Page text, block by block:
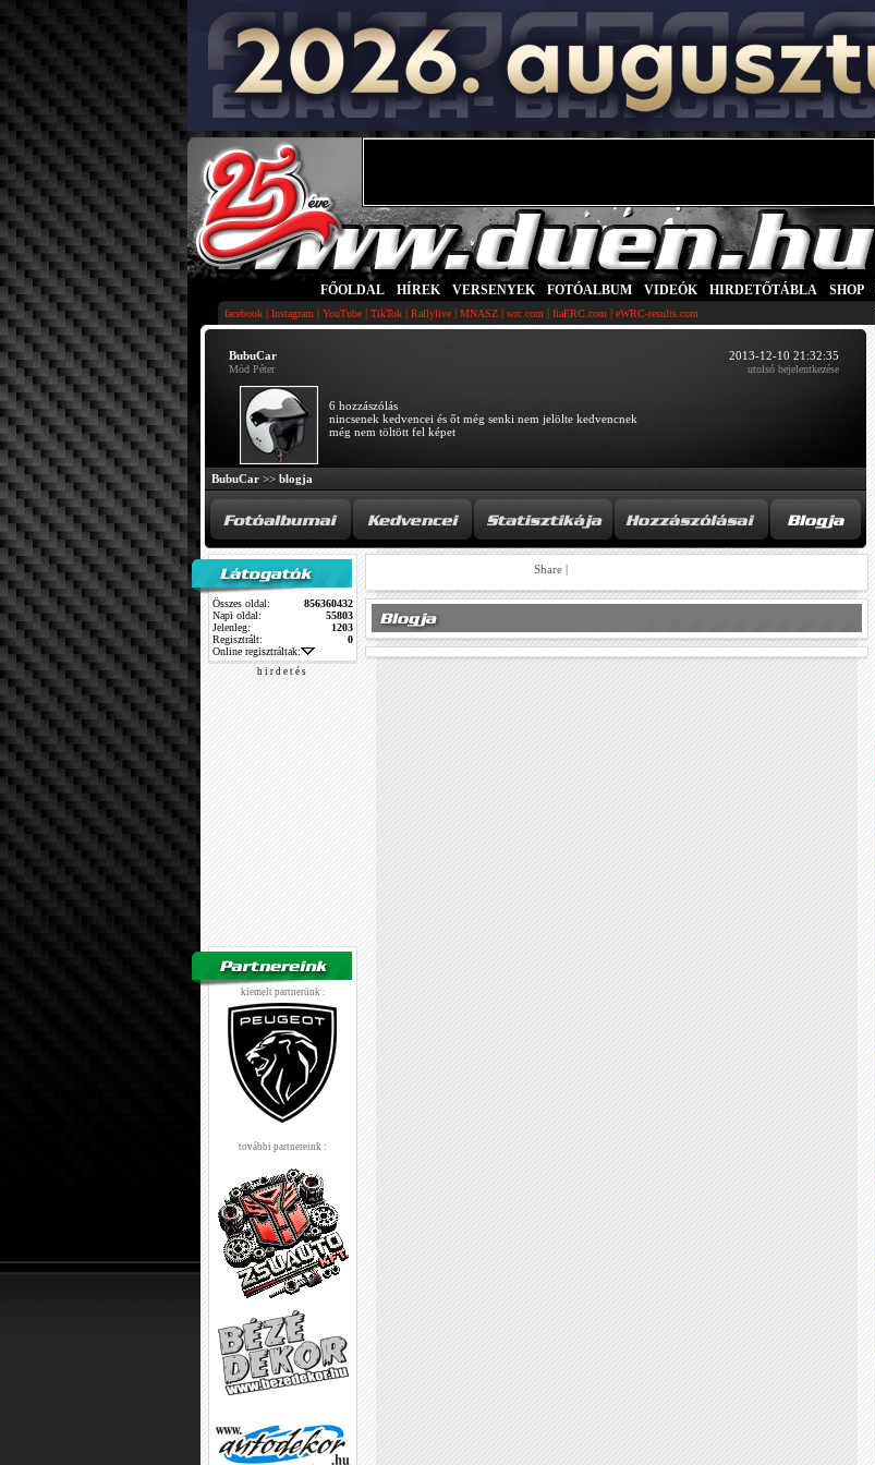
FŐOLDAL HÍREK VERSENYEK FOTÓALBUM VIDEÓK HIRDETŐTÁBLA SHOP
facebook | Instagram | YouTube | TikTok | Rallylive | MNASZ | wrc.com | fiaERC.com | eWRC-results.com
BubuCar
Mód Péter
2013-12-10 21:32:35
utolsó bejelentkezése
6 hozzászólás
nincsenek kedvencei és őt még senki nem jelölte kedvencnek
még nem töltött fel képet
BubuCar >> blogja
Összes oldal:
856360432
Napi oldal:
55803
Jelenleg:
1203
Regisztrált:
0
Online regisztráltak:
h i r d e t é s
kiemelt partnerünk :
további partnereink :
Share |